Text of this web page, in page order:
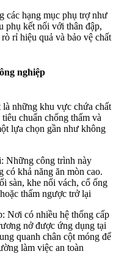
các hạng mục phụ trợ như
phụ kết nối với thân đập,
rỉ hiệu quả và bảo vệ chất
nghiệp
những khu vực chứa chất
chuẩn chống thấm và
lựa chọn gần như không
Những công trình này
khả năng ăn mòn cao.
sàn, khe nối vách, cổ ống
thấm ngược trở lại
Nơi có nhiều hệ thống cấp
nở được ứng dụng tại
quanh chân cột móng để
làm việc an toàn